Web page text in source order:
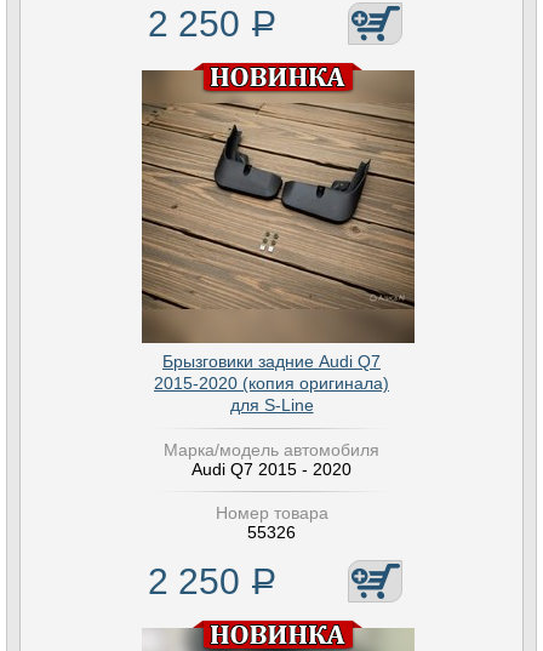
2 250 Р
Брызговики задние Audi Q7
2015-2020 (копия оригинала)
для S-Line
Марка/модель автомобиля
Audi Q7 2015 - 2020
Номер товара
55326
2 250 Р